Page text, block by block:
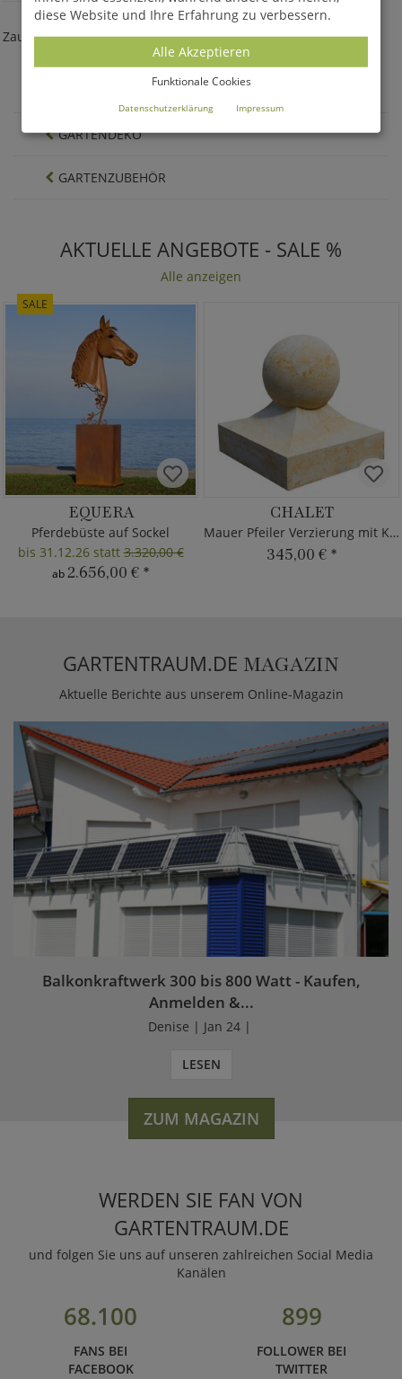
HEBE
Zaunbriefkasten modern mit Spruch - Edelstahl
GARTENDEKO
GARTENZUBEHÖR
AKTUELLE ANGEBOTE - SALE %
Alle anzeigen
SALE
EQUERA
Pferdebüste auf Sockel
bis 31.12.26 statt3.320,00 €
ab2.656,00 € *
CHALET
Mauer Pfeiler Verzierung mit Kugel
345,00 € *
GARTENTRAUM.DE MAGAZIN
Aktuelle Berichte aus unserem Online-Magazin
Balkonkraftwerk 300 bis 800 Watt - Kaufen,
Anmelden &...
Denise | Jan 24 |
LESEN
ZUM MAGAZIN
WERDEN SIE FAN VON
GARTENTRAUM.DE
und folgen Sie uns auf unseren zahlreichen Social Media
Kanälen
68.100
FANS BEI
FACEBOOK
899
FOLLOWER BEI
TWITTER
diese Website und Ihre Erfahrung zu verbessern.
Alle Akzeptieren
Funktionale Cookies
Datenschutzerklärung Impressum